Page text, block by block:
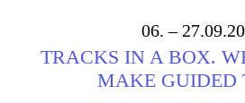
06. –
TRACKS IN A BOX.
MAKE GUIDED